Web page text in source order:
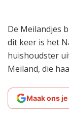
De Meilandjes
dit keer is het
huishoudster
Meiland, die
Maak ons